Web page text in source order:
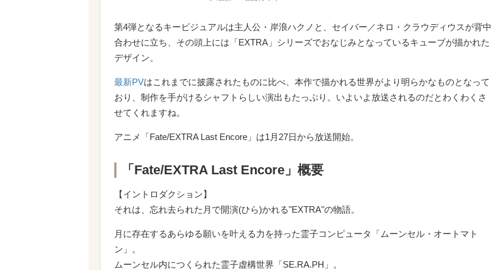
第4弾となるキービジュアルは主人公・岸浪ハクノと、セイバー／ネロ・クラウディウスが背中
合わせに立ち、その頭上には「EXTRA」シリーズでおなじみとなっているキューブが描かれた
デザイン。
最新PVはこれまでに披露されたものに比べ、本作で描かれる世界がより明らかなものとなって
おり、制作を手がけるシャフトらしい演出もたっぷり。いよいよ放送されるのだとわくわくさ
せてくれますね。
アニメ「Fate/EXTRA Last Encore」は1月27日から放送開始。
「Fate/EXTRA Last Encore」概要
【イントロダクション】
それは、忘れ去られた月で開演(ひら)かれる"EXTRA"の物語。
月に存在するあらゆる願いを叶える力を持った霊子コンピュータ「ムーンセル・オートマト
ン」。
ムーンセル内につくられた霊子虚構世界「SE.RA.PH」。